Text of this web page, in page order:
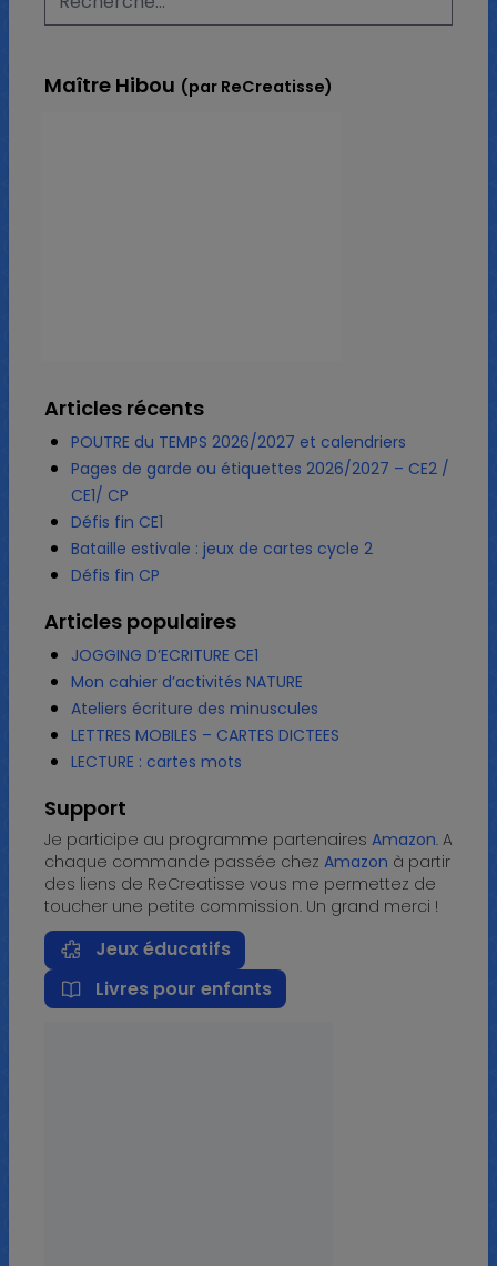
Maître Hibou (par ReCreatisse)
Articles récents
POUTRE du TEMPS 2026/2027 et calendriers
Pages de garde ou étiquettes 2026/2027 – CE2 /
CE1/ CP
Défis fin CE1
Bataille estivale : jeux de cartes cycle 2
Défis fin CP
Articles populaires
JOGGING D’ECRITURE CE1
Mon cahier d’activités NATURE
Ateliers écriture des minuscules
LETTRES MOBILES – CARTES DICTEES
LECTURE : cartes mots
Support
Je participe au programme partenaires Amazon. A
chaque commande passée chez Amazon à partir
des liens de ReCreatisse vous me permettez de
toucher une petite commission. Un grand merci !
Jeux éducatifs
Livres pour enfants